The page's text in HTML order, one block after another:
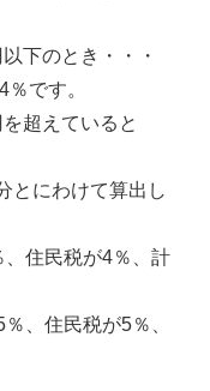
下のとき・・・
です。
超えていると
とにわけて算出し
住民税が4％、計
、住民税が5％、